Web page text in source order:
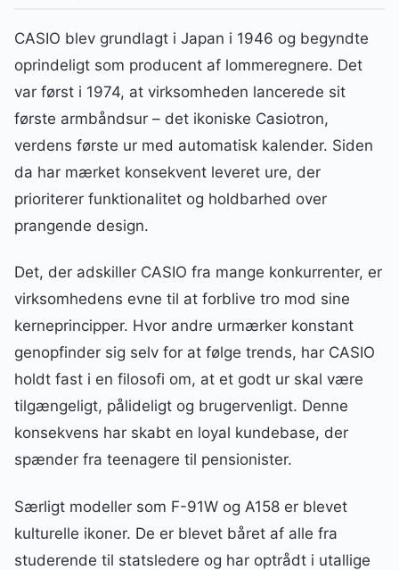
CASIO blev grundlagt i Japan i 1946 og begyndte
oprindeligt som producent af lommeregnere. Det
var først i 1974, at virksomheden lancerede sit
første armbåndsur – det ikoniske Casiotron,
verdens første ur med automatisk kalender. Siden
da har mærket konsekvent leveret ure, der
prioriterer funktionalitet og holdbarhed over
prangende design.
Det, der adskiller CASIO fra mange konkurrenter, er
virksomhedens evne til at forblive tro mod sine
kerneprincipper. Hvor andre urmærker konstant
genopfinder sig selv for at følge trends, har CASIO
holdt fast i en filosofi om, at et godt ur skal være
tilgængeligt, pålideligt og brugervenligt. Denne
konsekvens har skabt en loyal kundebase, der
spænder fra teenagere til pensionister.
Særligt modeller som F-91W og A158 er blevet
kulturelle ikoner. De er blevet båret af alle fra
studerende til statsledere og har optrådt i utallige